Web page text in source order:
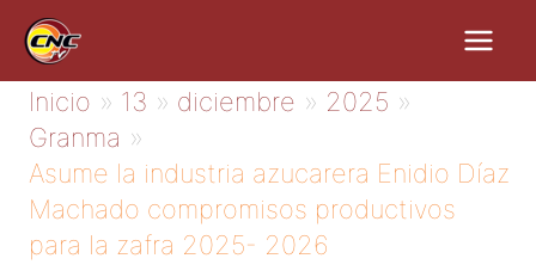
contenido
Inicio 13 diciembre
2025
Granma
Asume la industria azucarera Enidio Díaz
Machado compromisos productivos
para la zafra 2025- 2026